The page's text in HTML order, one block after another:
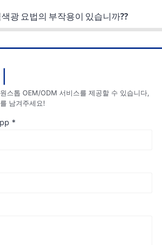
광 요법의 부작용이 있습니까??
스톱 OEM/ODM 서비스를 제공할 수 있습니다,
남겨주세요!
*